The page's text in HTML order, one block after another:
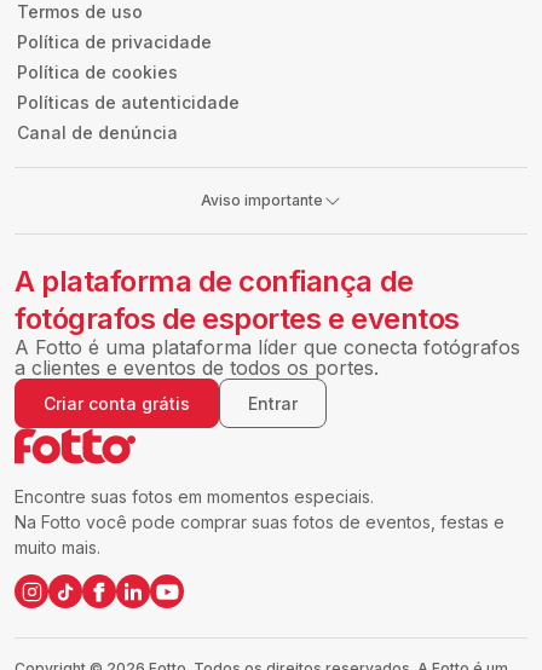
Termos de uso
Política de privacidade
Política de cookies
Políticas de autenticidade
Canal de denúncia
Aviso importante
Encontre suas fotos em momentos especiais.
Na Fotto você pode comprar suas fotos de eventos, festas e
muito mais.
A plataforma de confiança de
fotógrafos de esportes e eventos
A Fotto é uma plataforma líder que conecta fotógrafos
a clientes e eventos de todos os portes.
Criar conta grátis Entrar